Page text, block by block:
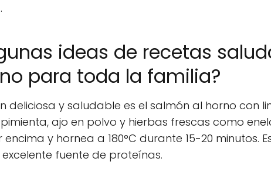
ideas de recetas
para toda la familia?
deliciosa y saludable es el salmón al horno con
ajo en polvo y hierbas frescas como
y hornea a 180°C durante 15-20 minutos.
fuente de proteínas.